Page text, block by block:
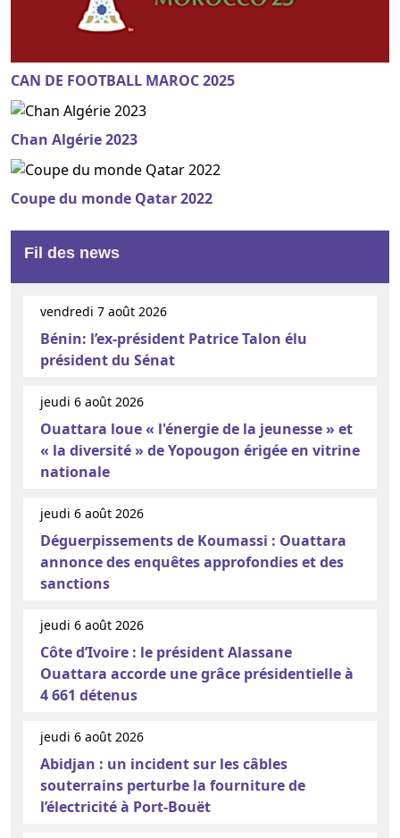
CAN DE FOOTBALL MAROC 2025
Chan Algérie 2023
Coupe du monde Qatar 2022
Fil des news
vendredi 7 août 2026
Bénin: l’ex-président Patrice Talon élu
président du Sénat
jeudi 6 août 2026
Ouattara loue « l'énergie de la jeunesse » et
« la diversité » de Yopougon érigée en vitrine
nationale
jeudi 6 août 2026
Déguerpissements de Koumassi : Ouattara
annonce des enquêtes approfondies et des
sanctions
jeudi 6 août 2026
Côte d’Ivoire : le président Alassane
Ouattara accorde une grâce présidentielle à
4 661 détenus
jeudi 6 août 2026
Abidjan : un incident sur les câbles
souterrains perturbe la fourniture de
l’électricité à Port-Bouët